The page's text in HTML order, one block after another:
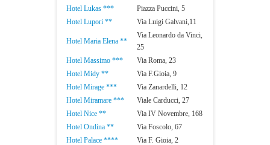
Hotel Lukas ***
Piazza Puccini, 5
Hotel Lupori **
Via Luigi Galvani,11
Hotel Maria Elena **
Via Leonardo da Vinci,
25
Hotel Massimo ***
Via Roma, 23
Hotel Midy **
Via F.Gioia, 9
Hotel Mirage ***
Via Zanardelli, 12
Hotel Miramare ***
Viale Carducci, 27
Hotel Nice **
Via IV Novembre, 168
Hotel Ondina **
Via Foscolo, 67
Hotel Palace ****
Via F. Gioia, 2